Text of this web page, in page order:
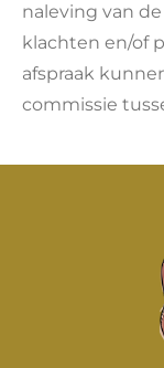
naleving van
klachten en/of
afspraak
commissie